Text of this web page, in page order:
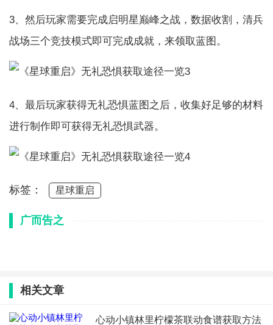
3、然后玩家需要完成启明星巅峰之战，数据收割，清兵
战场三个竞技模式即可完成成就，来领取蓝图。
4、最后玩家获得无礼恐惧蓝图之后，收集好足够的材料
进行制作即可获得无礼恐惧武器。
标签： 星球重启
广而告之
相关文章
心动小镇林里柠檬茶联动食谱获取方法